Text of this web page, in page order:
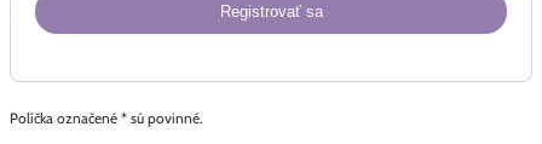
Registrovať sa
Políčka označené * sú povinné.